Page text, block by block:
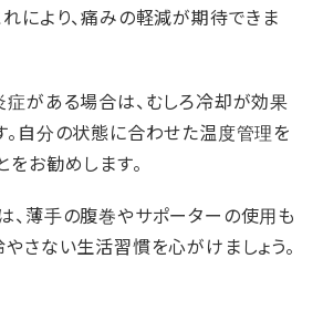
により、痛みの軽減が期待できま
症がある場合は、むしろ冷却が効果
。自分の状態に合わせた温度管理を
お勧めします。
、薄手の腹巻やサポーターの使用も
さない生活習慣を心がけましょう。